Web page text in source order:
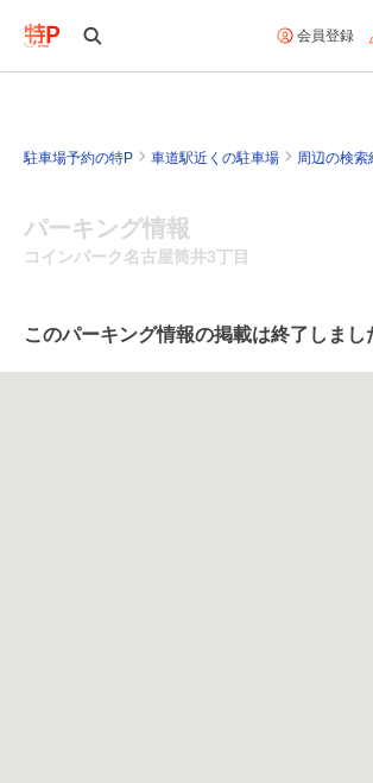
会員登録
駐車場予約の特P 車道駅近くの駐車場 周辺の検索
パーキング情報
コインパーク名古屋筒井3丁目
このパーキング情報の掲載は終了しまし